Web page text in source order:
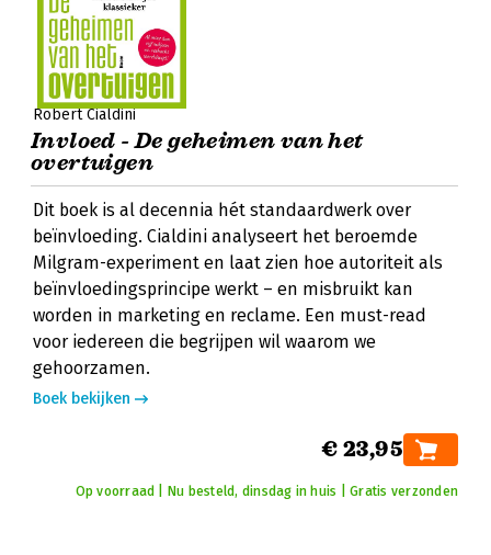
Robert Cialdini
Invloed - De geheimen van het
overtuigen
Dit boek is al decennia hét standaardwerk over
beïnvloeding. Cialdini analyseert het beroemde
Milgram-experiment en laat zien hoe autoriteit als
beïnvloedingsprincipe werkt – en misbruikt kan
worden in marketing en reclame. Een must-read
voor iedereen die begrijpen wil waarom we
gehoorzamen.
Boek bekijken
€ 23,95
Op voorraad | Nu besteld, dinsdag in huis | Gratis verzonden